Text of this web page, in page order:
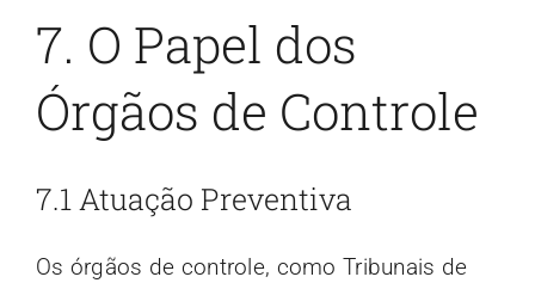
7. O Papel dos
Órgãos de Controle
7.1 Atuação Preventiva
Os órgãos de controle, como Tribunais de